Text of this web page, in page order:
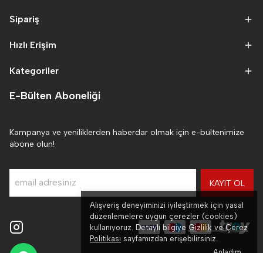
Alışveriş deneyiminizi iyileştirmek için yasal
düzenlemelere uygun çerezler (cookies)
kullanıyoruz. Detaylı bilgiye Gizlilik ve Çerez
Politikası sayfamızdan erişebilirsiniz.
Sipariş
Hızlı Erişim
Kategoriler
E-Bülten Aboneliği
Kampanya ve yeniliklerden haberdar olmak için e-bültenimize
abone olun!
KAYIT OL